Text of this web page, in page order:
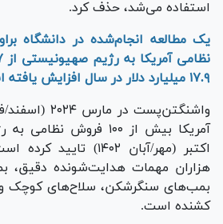
استفاده می‌شد، حذف کرد.
یک مطالعه انجام‌شده در دانشگاه
۱۷.۹ میلیارد دلار در سال افزایش یافته است.
واشنگتن‌پست
آمریکا بیش از ۱۰۰ فروش
اکتبر (مهر/آبان ۱۴۰۲)
هزاران مهمات هدایت‌شونده دقیق،
بمب‌های سنگرشکن، سلاح‌های کوچک
کشنده است.